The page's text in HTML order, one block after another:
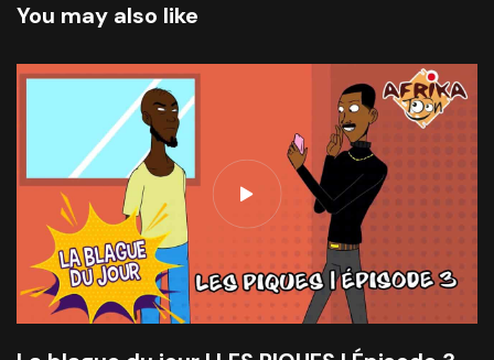
You may also like